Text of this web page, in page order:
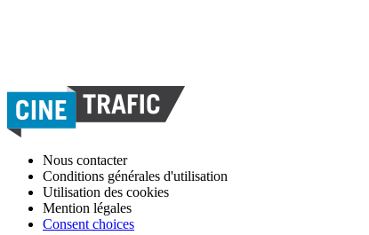
Nous contacter
Conditions générales d'utilisation
Utilisation des cookies
Mention légales
Consent choices